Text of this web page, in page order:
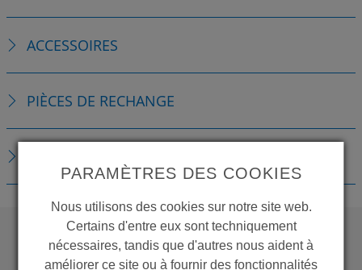
ACCESSOIRES
PIÈCES DE RECHANGE
WANT TO SEE
PARAMÈTRES DES COOKIES
Nous utilisons des cookies sur notre site web.
Certains d'entre eux sont techniquement
nécessaires, tandis que d'autres nous aident à
améliorer ce site ou à fournir des fonctionnalités